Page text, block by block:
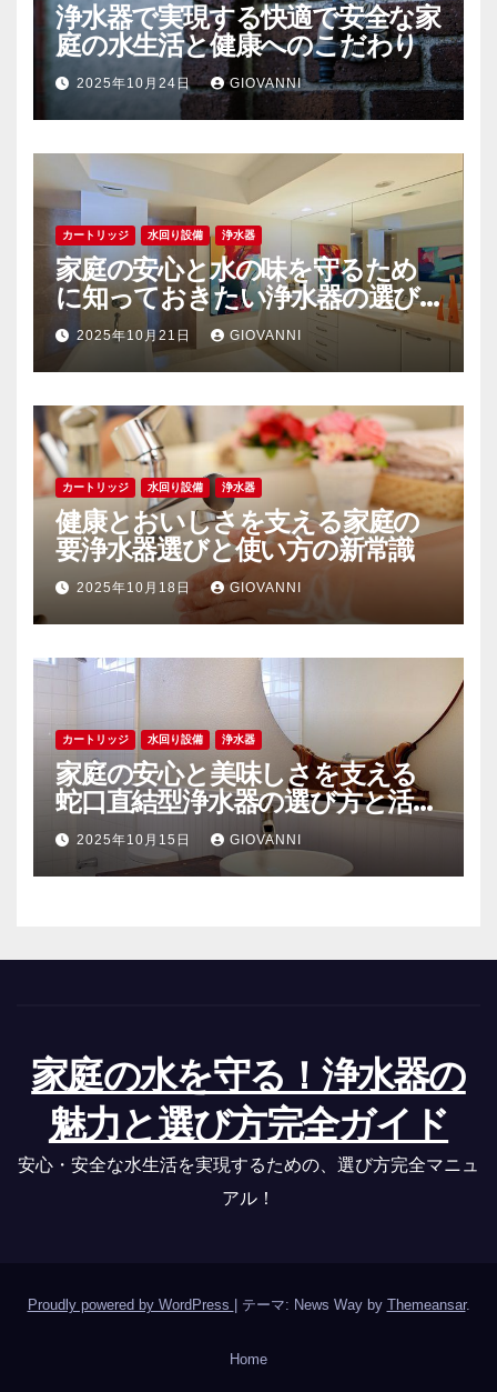
浄水器で実現する快適で安全な家
庭の水生活と健康へのこだわり
2025年10月24日 GIOVANNI
カートリッジ 水回り設備 浄水器
家庭の安心と水の味を守るため
に知っておきたい浄水器の選び
方と活用術
2025年10月21日 GIOVANNI
カートリッジ 水回り設備 浄水器
健康とおいしさを支える家庭の
要浄水器選びと使い方の新常識
2025年10月18日 GIOVANNI
カートリッジ 水回り設備 浄水器
家庭の安心と美味しさを支える
蛇口直結型浄水器の選び方と活用
術2025年10月15日 GIOVANNI
家庭の水を守る！浄水器の
魅力と選び方完全ガイド
安心・安全な水生活を実現するための、選び方完全マニュ
アル！
Proudly powered by WordPress テーマ: News Way by Themeansar.
Home